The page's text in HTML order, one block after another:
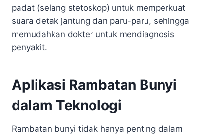
padat (selang stetoskop) untuk memperkuat
suara detak jantung dan paru-paru, sehingga
memudahkan dokter untuk mendiagnosis
penyakit.
Aplikasi Rambatan Bunyi
dalam Teknologi
Rambatan bunyi tidak hanya penting dalam